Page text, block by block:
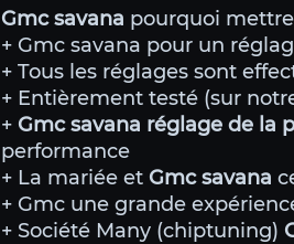
Gmc savana pourquoi
+ Gmc savana pour un
+ Tous les réglages sont
+ Entièrement testé (sur
+ Gmc savana réglage de la
performance
+ La mariée et Gmc savana
+ Gmc une grande
+ Société Many (chiptuning)